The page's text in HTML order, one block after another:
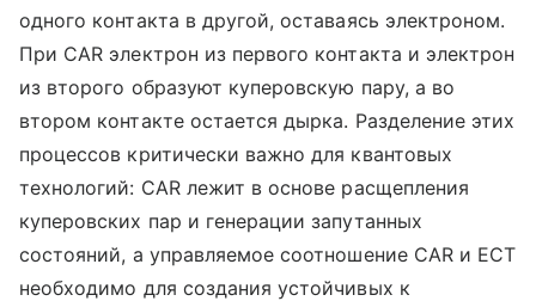
одного контакта в другой, оставаясь электроном.
При CAR электрон из первого контакта и электрон
из второго образуют куперовскую пару, а во
втором контакте остается дырка. Разделение этих
процессов критически важно для квантовых
технологий: CAR лежит в основе расщепления
куперовских пар и генерации запутанных
состояний, а управляемое соотношение CAR и ECT
необходимо для создания устойчивых к